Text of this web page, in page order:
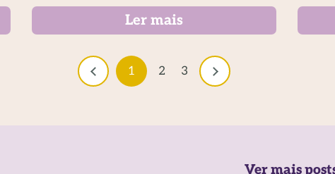
Ler mais
1 2 3
Ver mais